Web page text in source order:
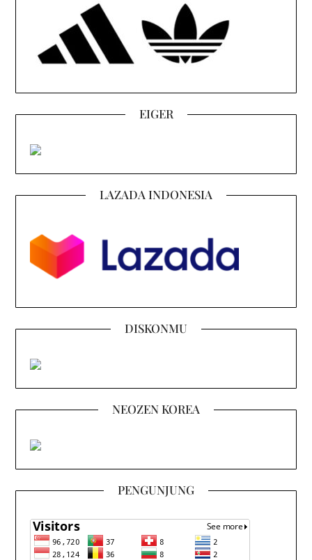
EIGER
LAZADA INDONESIA
DISKONMU
NEOZEN KOREA
PENGUNJUNG